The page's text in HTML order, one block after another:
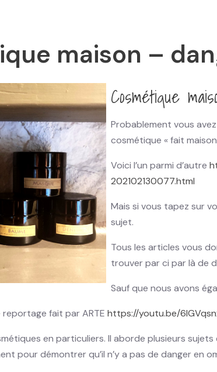
maison –
Cosmétique
Probablement vous
cosmétique « fait maison
Voici l’un parmi d’autre
202102130077.html
Mais si vous tapez sur
sujet.
Tous les articles vous
trouver par ci par là de
Sauf que nous avons
reportage fait par ARTE https://youtu.be/
en particuliers. Il aborde plusieurs
pour démontrer qu’il n’y a pas de danger en